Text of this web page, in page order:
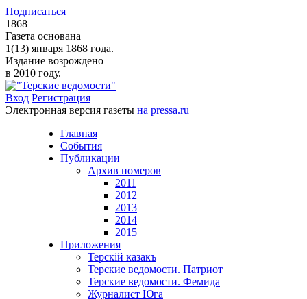
Подписаться
1868
Газета основана
1(13) января 1868 года.
Издание возрождено
в 2010 году.
Вход Регистрация
Электронная версия газеты на pressa.ru
Главная
События
Публикации
Архив номеров
2011
2012
2013
2014
2015
Приложения
Терскiй казакъ
Терские ведомости. Патриот
Терские ведомости. Фемида
Журналист Юга